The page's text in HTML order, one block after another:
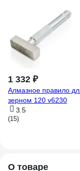
1 332 ₽
Алмазное правило
зерном 120 v6230
3.5
(15)
О товаре